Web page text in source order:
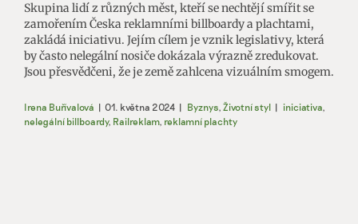
Skupina lidí z různých měst, kteří se nechtějí smířit se
zamořením Česka reklamními billboardy a plachtami,
zakládá iniciativu. Jejím cílem je vznik legislativy, která
by často nelegální nosiče dokázala výrazně zredukovat.
Jsou přesvědčeni, že je země zahlcena vizuálním smogem.
Irena Buřívalová | 01. května 2024 | Byznys, Životní styl | iniciativa,
nelegální billboardy, Railreklam, reklamní plachty